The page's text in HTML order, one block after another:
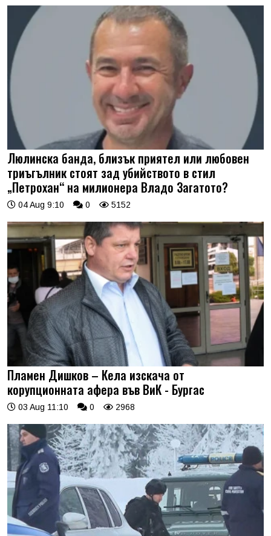
Люлинска банда, близък приятел или любовен
триъгълник стоят зад убийството в стил
„Петрохан“ на милионера Владо Загатото?
04 Aug 9:10 0 5152
Пламен Дишков – Кела изскача от
корупционната афера във ВиК - Бургас
03 Aug 11:10 0 2968